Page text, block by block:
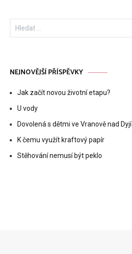
Vyhledávání
NEJNOVĚJŠÍ PŘÍSPĚVKY
Jak začít novou životní etapu?
U vody
Dovolená s dětmi ve Vranově nad Dyjí
K čemu využít kraftový papír
Stěhování nemusí být peklo